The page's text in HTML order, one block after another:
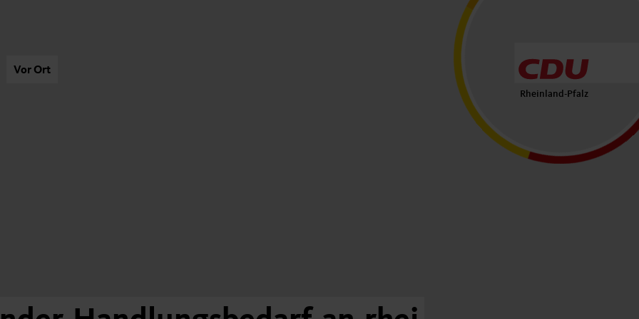
Vor Ort
Rheinland-Pfalz